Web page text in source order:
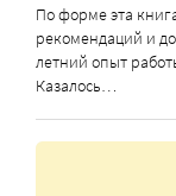
По форме эта
рекомендаций и
летний опыт
Казалось…